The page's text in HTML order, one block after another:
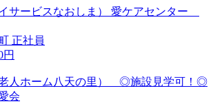
サービスなおしま） 愛ケアセンター
正社員
円
人ホーム八天の里） ◎施設見学可！◎
会